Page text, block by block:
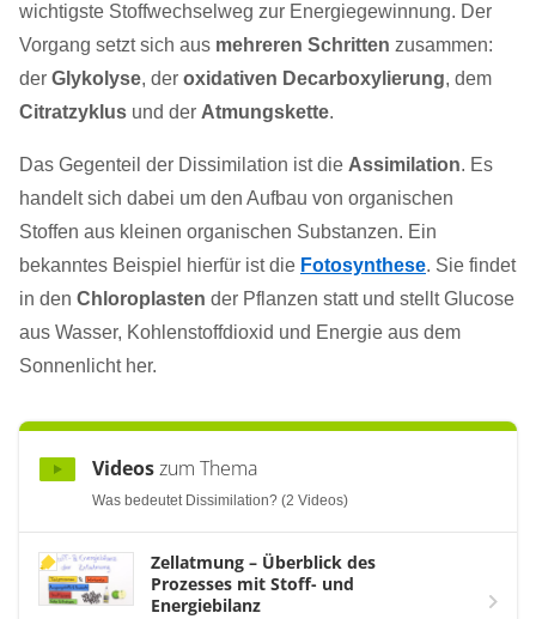
wichtigste Stoffwechselweg zur Energiegewinnung. Der
Vorgang setzt sich aus mehreren Schritten zusammen:
der Glykolyse, der oxidativen Decarboxylierung, dem
Citratzyklus und der Atmungskette.
Das Gegenteil der Dissimilation ist die Assimilation. Es
handelt sich dabei um den Aufbau von organischen
Stoffen aus kleinen organischen Substanzen. Ein
bekanntes Beispiel hierfür ist die Fotosynthese. Sie findet
in den Chloroplasten der Pflanzen statt und stellt Glucose
aus Wasser, Kohlenstoffdioxid und Energie aus dem
Sonnenlicht her.
Videoszum Thema
Was bedeutet Dissimilation? (2 Videos)
Zellatmung – Überblick des
Prozesses mit Stoff- und
Energiebilanz